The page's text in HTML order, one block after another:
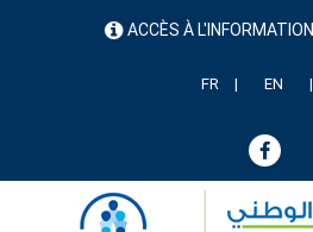
menu ACCÈS À L'INFORMATION
FR EN